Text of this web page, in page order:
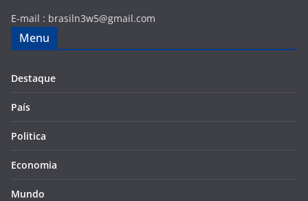
E-mail : brasiln3w5@gmail.com
Menu
Destaque
País
Politica
Economia
Mundo